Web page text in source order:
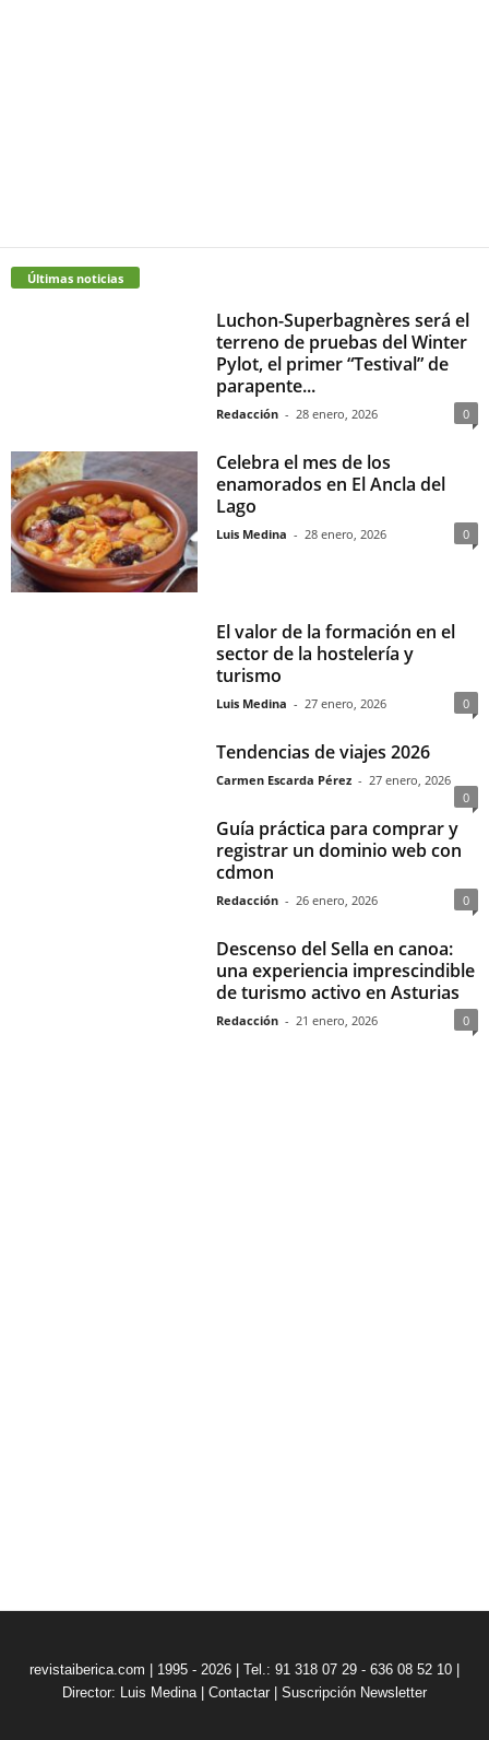
Últimas noticias
Luchon-Superbagnères será el
terreno de pruebas del Winter
Pylot, el primer “Testival” de
parapente...
Redacción - 28 enero, 2026 0
Celebra el mes de los
enamorados en El Ancla del
Lago
Luis Medina - 28 enero, 2026 0
El valor de la formación en el
sector de la hostelería y
turismo
Luis Medina - 27 enero, 2026 0
Tendencias de viajes 2026
Carmen Escarda Pérez - 27 enero, 2026
0
Guía práctica para comprar y
registrar un dominio web con
cdmon
Redacción - 26 enero, 2026 0
Descenso del Sella en canoa:
una experiencia imprescindible
de turismo activo en Asturias
Redacción - 21 enero, 2026 0
revistaiberica.com | 1995 - 2026 | Tel.: 91 318 07 29 - 636 08 52 10 |
Director: Luis Medina | Contactar | Suscripción Newsletter